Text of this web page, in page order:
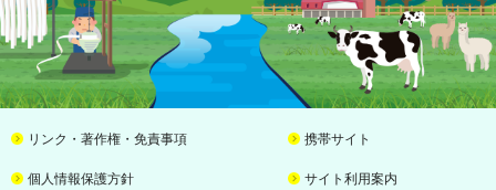
リンク・著作権・免責事項 携帯サイト
個人情報保護方針 サイト利用案内